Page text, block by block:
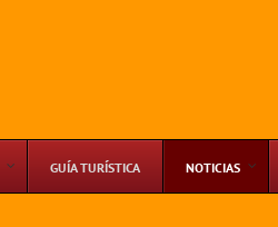
GUÍA TURÍSTICA NOTICIAS